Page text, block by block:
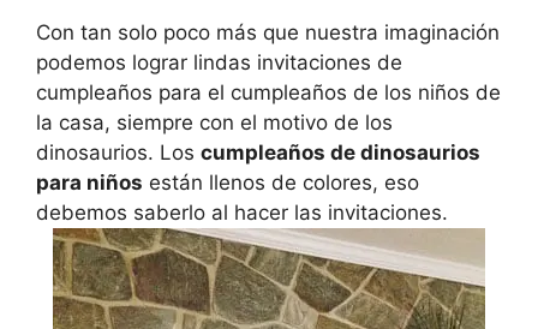
Con tan solo poco más que nuestra imaginación
podemos lograr lindas invitaciones de
cumpleaños para el cumpleaños de los niños de
la casa, siempre con el motivo de los
dinosaurios. Los cumpleaños de dinosaurios
para niños están llenos de colores, eso
debemos saberlo al hacer las invitaciones.